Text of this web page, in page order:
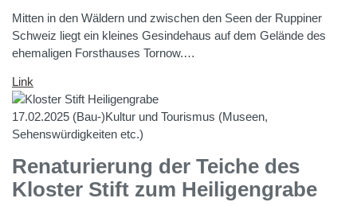
Mitten in den Wäldern und zwischen den Seen der Ruppiner
Schweiz liegt ein kleines Gesindehaus auf dem Gelände des
ehemaligen Forsthauses Tornow.…
Link
17.02.2025 (Bau-)Kultur und Tourismus (Museen,
Sehenswürdigkeiten etc.)
Renaturierung der Teiche des
Kloster Stift zum Heiligengrabe